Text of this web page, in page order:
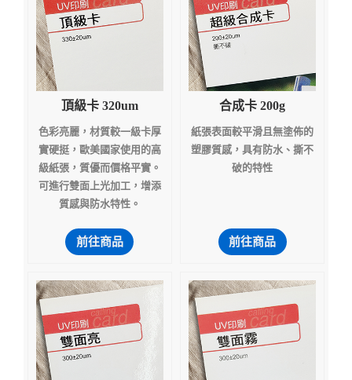
頂級卡 320um
色彩亮麗，材質較一級卡厚
實硬挺，歐美國家使用的高
級紙張，質優而價格平實。
可進行雙面上光加工，增添
質感與防水特性。
前往商品
合成卡 200g
紙張表面較平滑且無塗佈的
塑膠質感，具有防水、撕不
破的特性
前往商品